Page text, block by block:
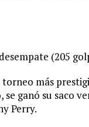
(205
más
ganó su saco
Perry.